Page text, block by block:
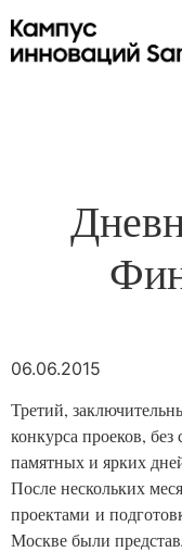
06.06.2015
Третий,
конкурса проеков,
памятных и ярких
После нескольких
проектами и
Москве были